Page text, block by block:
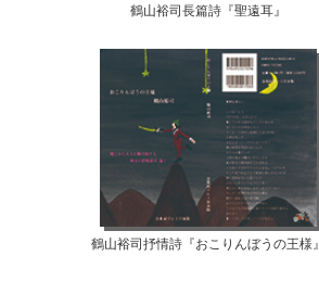
鶴山裕司長篇詩『聖遠耳』
鶴山裕司抒情詩『おこりんぼうの王様』